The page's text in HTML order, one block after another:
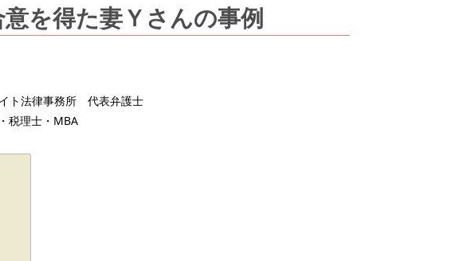
を得た妻Ｙさんの事例
ト法律事務所 代表弁護士
税理士・MBA